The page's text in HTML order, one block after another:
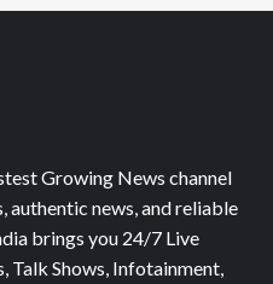
Growing News channel
news, and reliable
brings you 24/7 Live
Talk Shows, Infotainment,